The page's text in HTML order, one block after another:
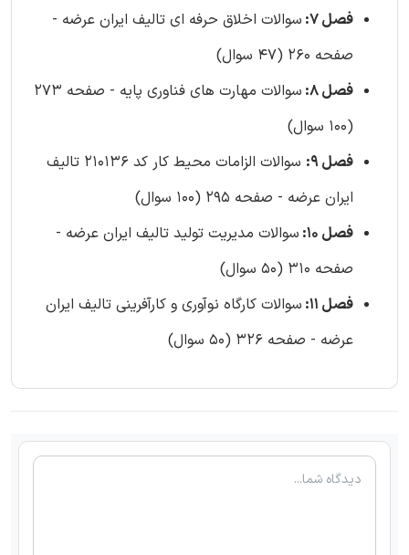
فصل 7:
سوالات اخلاق حرفه ای تالیف ایران عرضه -
صفحه 260 (47 سوال)
فصل 8:
سوالات مهارت های فناوری پایه - صفحه 273
(100 سوال)
فصل 9:
سوالات الزامات محیط کار کد 210136 تالیف
ایران عرضه - صفحه 295 (100 سوال)
فصل 10:
سوالات مدیریت تولید تالیف ایران عرضه -
صفحه 310 (50 سوال)
فصل 11:
سوالات کارگاه نوآوری و کارآفرینی تالیف ایران
عرضه - صفحه 326 (50 سوال)